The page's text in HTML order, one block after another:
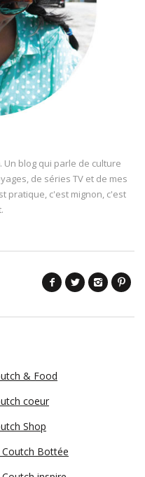
blog qui parle de culture
de séries TV et de mes
pratique, c'est mignon, c'est
& Food
coeur
Shop
Coutch Bottée